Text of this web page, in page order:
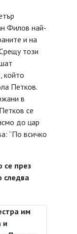
Филов най-
и на
този
който
Петков.
в
се
до цар
“По всичко
се през
следва